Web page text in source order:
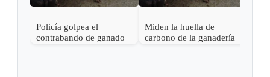
Policía golpea el
contrabando de ganado
Miden la huella de
carbono de la ganadería